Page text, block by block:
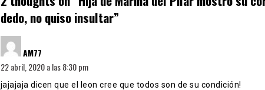
dedo, no quiso insultar”
AM77
22 abril, 2020 a las 8:30 pm
jajajaja dicen que el leon cree que todos son de su condición!